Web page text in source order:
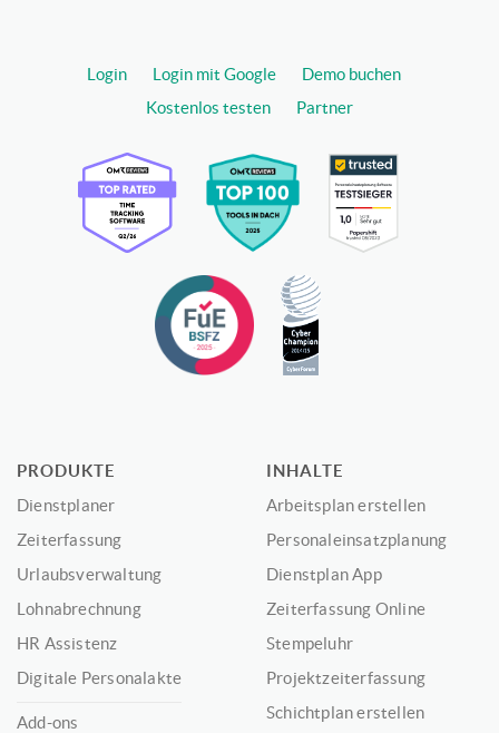
Login Login mit Google
Demo buchen
Kostenlos testen
Partner
PRODUKTE
Dienstplaner
Zeiterfassung
Urlaubsverwaltung
Lohnabrechnung
HR Assistenz
Digitale Personalakte
Add-ons
INHALTE
Arbeitsplan erstellen
Personaleinsatzplanung
Dienstplan App
Zeiterfassung Online
Stempeluhr
Projektzeiterfassung
Schichtplan erstellen